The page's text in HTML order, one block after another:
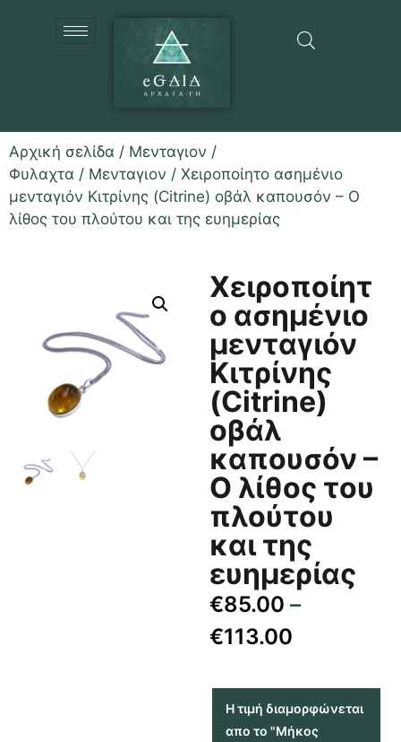
Αρχική σελίδα / Μενταγιον /
Φυλαχτα / Μενταγιον / Χειροποίητο ασημένιο
μενταγιόν Κιτρίνης (Citrine) οβάλ καπουσόν – Ο
λίθος του πλούτου και της ευημερίας
Χειροποίητ
ο ασημένιο
μενταγιόν
Κιτρίνης
(Citrine)
οβάλ
καπουσόν –
Ο λίθος του
πλούτου
και της
ευημερίας
€85.00 –
€113.00
Η τιμή διαμορφώνεται
απο το "Μήκος